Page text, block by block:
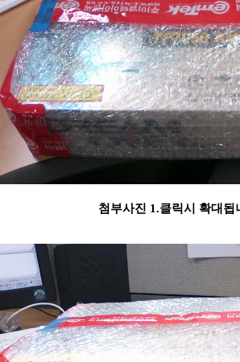
첨부사진 1.클릭시 확대됩